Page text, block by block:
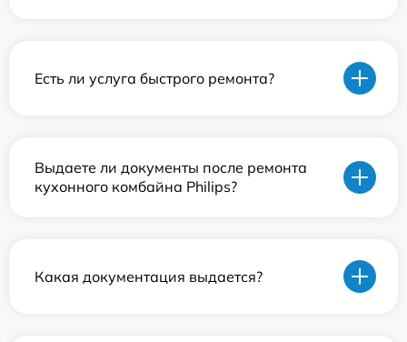
Есть ли услуга быстрого ремонта?
Выдаете ли документы после ремонта
кухонного комбайна Philips?
Какая документация выдается?